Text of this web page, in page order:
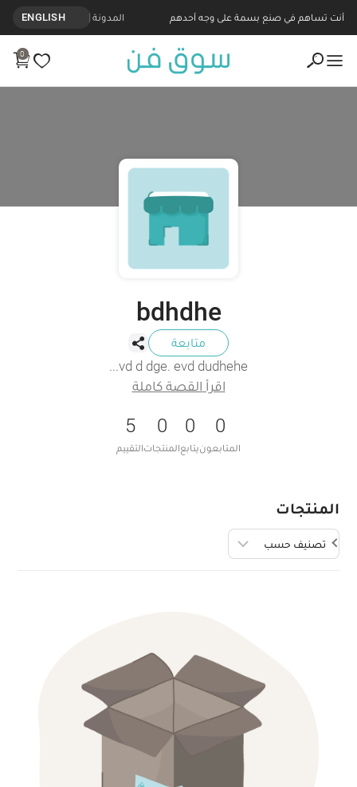
أنت تساهم في صنع بسمة على وجه أحدهم المدونة ENGLISH
0
bdhdhe
متابعة
vd d dge. evd dudhehe
اقرأ القصة كاملة
0
المتابعون
0
يتابع
0
المنتجات
5
التقييم
المنتجات
منتجات مصنوعة يدويا من bdhdhe - Souq Fann